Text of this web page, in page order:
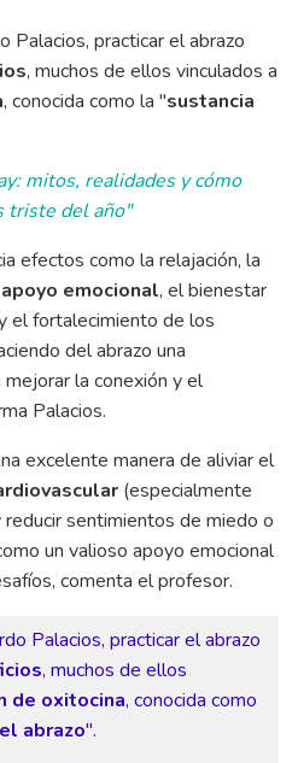
Palacios, practicar el abrazo
, muchos de ellos vinculados a
, conocida como la "sustancia
mitos, realidades y cómo
triste del año"
efectos como la relajación, la
apoyo emocional, el bienestar
el fortalecimiento de los
del abrazo una
la conexión y el
Palacios.
excelente manera de aliviar el
(especialmente
sentimientos de miedo o
un valioso apoyo emocional
comenta el profesor.
Palacios, practicar el abrazo
, muchos de ellos
de oxitocina, conocida como
abrazo".